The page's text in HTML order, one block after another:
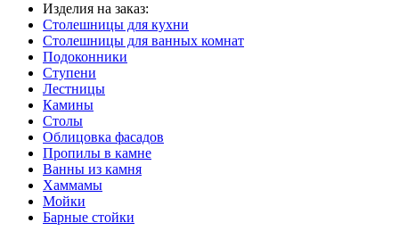
Изделия на заказ:
Столешницы для кухни
Столешницы для ванных комнат
Подоконники
Ступени
Лестницы
Камины
Столы
Облицовка фасадов
Пропилы в камне
Ванны из камня
Хаммамы
Мойки
Барные стойки